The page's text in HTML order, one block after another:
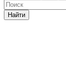
Найти